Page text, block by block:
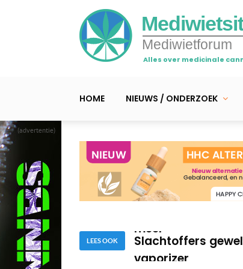
(advertentie)
Mediwietforum
Alles over medicinale
HOME NIEUWS / ONDERZOEK
LEES OOK
Is de strobloem –
cannabisplant?
Oudere cannabis
meer
vaporizer
Is de strobloem –
cannabisplant?